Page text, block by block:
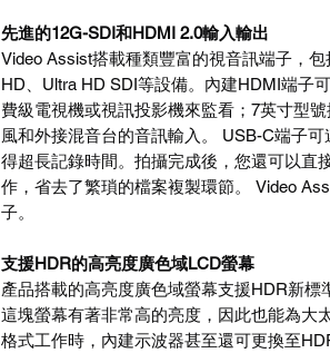
先進的12G-SDI和HDMI 2.0輸入輸出
Video Assist搭載種類豐富的視音訊端子，包
HD、Ultra HD SDI等設備。內建HDMI端子
費級電視機或視訊投影機來監看；7英寸型
風和外接混音台的音訊輸入。 USB-C端子
得超長記錄時間。拍攝完成後，您還可以直
作，省去了繁瑣的檔案複製環節。 Video
子。
支援HDR的高亮度廣色域LCD螢幕
產品搭載的高亮度廣色域螢幕支援HDR新
這塊螢幕有著非常高的亮度，因此也能為大
格式工作時，內建示波器甚至還可更換至